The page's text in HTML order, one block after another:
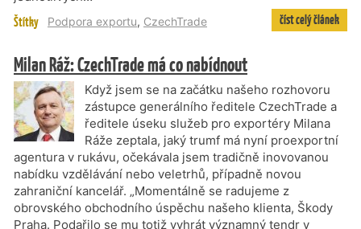
Štítky Podpora exportu, CzechTrade číst celý článek
Milan Ráž: CzechTrade má co nabídnout
Když jsem se na začátku našeho rozhovoru
zástupce generálního ředitele CzechTrade a
ředitele úseku služeb pro exportéry Milana
Ráže zeptala, jaký trumf má nyní proexportní
agentura v rukávu, očekávala jsem tradičně inovovanou
nabídku vzdělávání nebo veletrhů, případně novou
zahraniční kancelář. „Momentálně se radujeme z
obrovského obchodního úspěchu našeho klienta, Škody
Praha. Podařilo se mu totiž vyhrát významný tendr v